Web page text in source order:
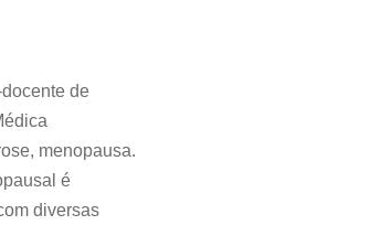
de
menopausa.
é
diversas